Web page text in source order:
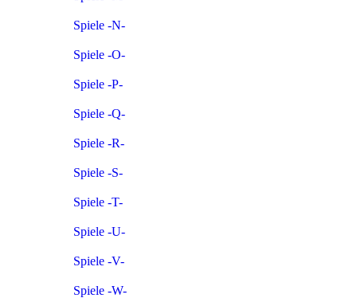
Spiele -N-
Spiele -O-
Spiele -P-
Spiele -Q-
Spiele -R-
Spiele -S-
Spiele -T-
Spiele -U-
Spiele -V-
Spiele -W-